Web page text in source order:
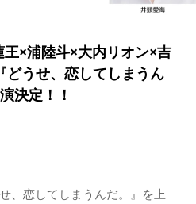
×浦陸斗×大内リオン×吉
うせ、恋してしまうん
決定！！
、恋してしまうんだ。』を上